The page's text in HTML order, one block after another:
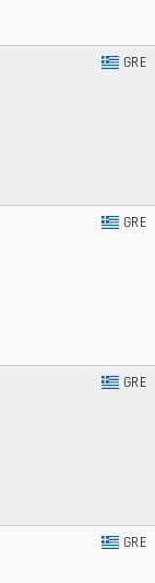
GRE
GRE
GRE
GRE